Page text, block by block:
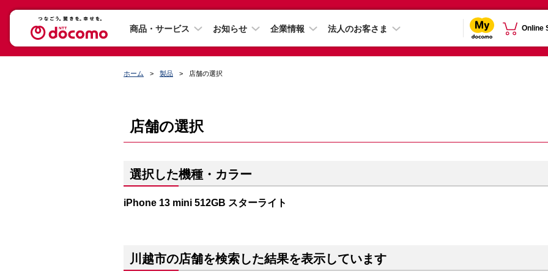
商品・サービス お知らせ 企業情報 法人のお客さま Online
ホーム 製品 店舗の選択
店舗の選択
選択した機種・カラー
iPhone 13 mini 512GB スターライト
川越市の店舗を検索した結果を表示しています